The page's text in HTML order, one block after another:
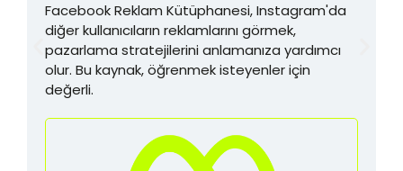
Facebook Reklam Kütüphanesi, Instagram'da
diğer kullanıcıların reklamlarını görmek,
pazarlama stratejilerini anlamanıza yardımcı
olur. Bu kaynak, öğrenmek isteyenler için
değerli.